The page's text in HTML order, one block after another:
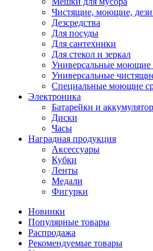
Чистящие, моющие,
Дезсредства
Для посуды
Для сантехники
Для стекол и зеркал
Универсальные моющие
Универсальные
Специальные моющие
Электроника
Батарейки и
Диски
Часы
Наградная продукция
Аксессуары
Кубки
Ленты
Медали
Фигурки
Новинки
Популярные товары
Распродажа
Рекомендуемые товары